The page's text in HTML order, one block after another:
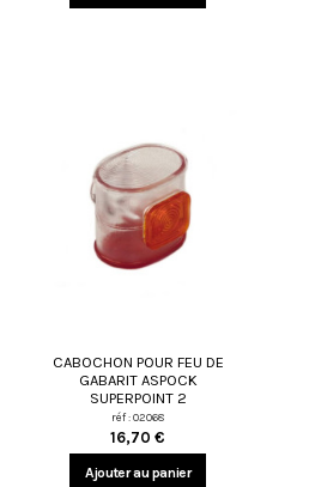
CABOCHON POUR FEU DE
GABARIT ASPOCK
SUPERPOINT 2
réf : 02068
16,70 €
Ajouter au panier